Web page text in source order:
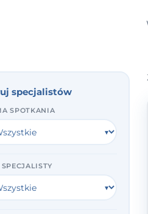
specjalistów
SPOTKANIA
SPECJALISTY